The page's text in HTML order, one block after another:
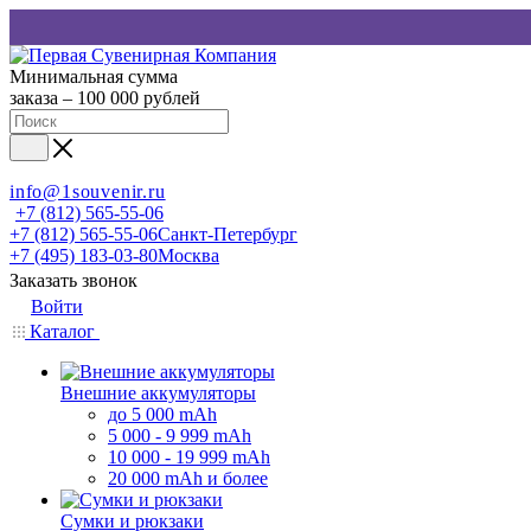
Минимальная сумма
заказа – 100 000 рублей
info@1souvenir.ru
+7 (812) 565-55-06
+7 (812) 565-55-06Санкт-Петербург
+7 (495) 183-03-80Москва
Заказать звонок
Войти
Каталог
Внешние аккумуляторы
до 5 000 mAh
5 000 - 9 999 mAh
10 000 - 19 999 mAh
20 000 mAh и более
Сумки и рюкзаки